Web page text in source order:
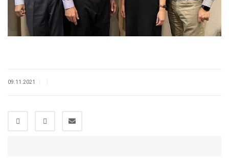
09.11.2021